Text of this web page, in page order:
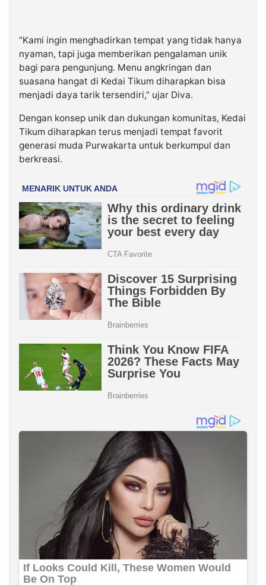
“Kami ingin menghadirkan tempat yang tidak hanya
nyaman, tapi juga memberikan pengalaman unik
bagi para pengunjung. Menu angkringan dan
suasana hangat di Kedai Tikum diharapkan bisa
menjadi daya tarik tersendiri,” ujar Diva.
Dengan konsep unik dan dukungan komunitas, Kedai
Tikum diharapkan terus menjadi tempat favorit
generasi muda Purwakarta untuk berkumpul dan
berkreasi.